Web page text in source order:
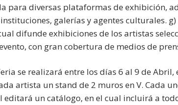
para diversas plataformas de exhibición,
galerías y agentes culturales. g)
difunde exhibiciones de los artistas
con gran cobertura de medios de
se realizará entre los días 6 al 9 de
artista un stand de 2 muros en V. Cada
editará un catálogo, en el cual incluirá a